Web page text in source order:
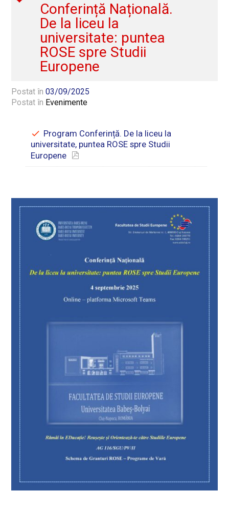
Conferință Națională.
De la liceu la
universitate: puntea
ROSE spre Studii
Europene
Postat în03/09/2025
Postat în Evenimente
Program Conferință. De la liceu la
universitate, puntea ROSE spre Studii
Europene